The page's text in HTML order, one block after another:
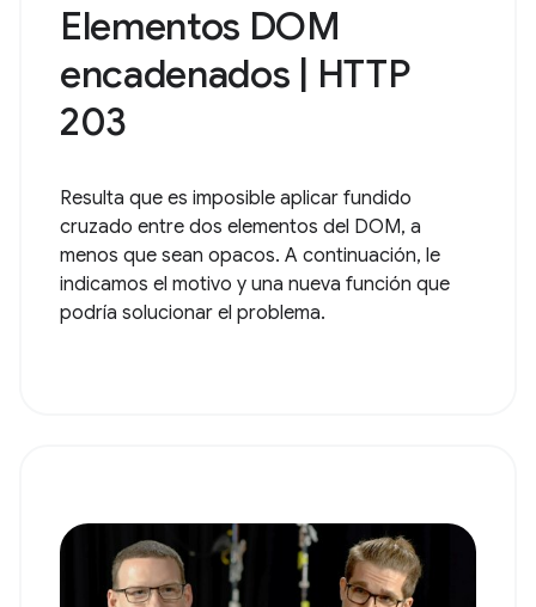
Elementos DOM
encadenados | HTTP
203
Resulta que es imposible aplicar fundido
cruzado entre dos elementos del DOM, a
menos que sean opacos. A continuación, le
indicamos el motivo y una nueva función que
podría solucionar el problema.